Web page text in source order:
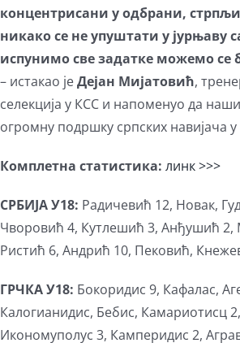
концентрисани у одбрани,
никако се не упуштати у јурњаву
испунимо све задатке можемо се
– истакао јеДејан Мијатовић,
селекција у КСС и напоменуо да
огромну подршку српских навијача
Комплетна статистика: линк >>>
СРБИЈА У18: Радичевић 12, Новак,
Чворовић 4, Кутлешић 3, Анђушић 2,
Ристић 6, Андрић 10, Пековић,
ГРЧКА У18: Бокоридис 9, Кафалас,
Калогианидис, Бебис, Камариотисц
Икономуполус 3, Камперидис 2,